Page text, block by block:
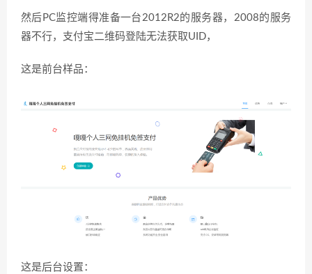
然后PC监控端得准备一台2012R2的服务器，2008的服务
器不行，支付宝二维码登陆无法获取UID，
这是前台样品：
这是后台设置：